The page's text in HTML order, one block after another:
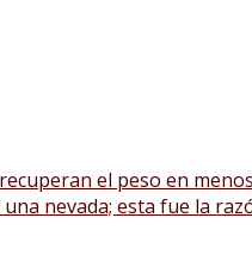
el peso en
nevada; esta fue la